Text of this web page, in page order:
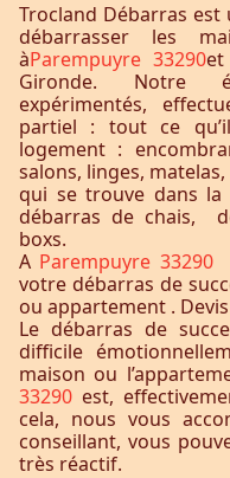
Trocland Débarras
débarrasser les
àParempuyre 33290et
Gironde. Notre
expérimentés,
partiel : tout ce
logement :
salons, linges,
qui se trouve dans la
débarras de chais,
boxs.
A Parempuyre 33290
votre débarras de
ou appartement .
Le débarras de
difficile
maison ou
33290 est,
cela, nous vous
conseillant, vous
très réactif.